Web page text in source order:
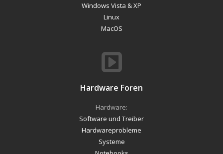
Windows Vista & XP
Linux
MacOS
Hardware Foren
Hardware:
Software und Treiber
Hardwareprobleme
Systeme